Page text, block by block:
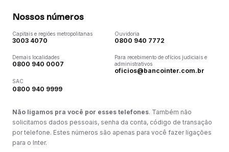
Nossos números
Capitais e regiões metropolitanas
3003 4070
Demais localidades
0800 940 0007
SAC
0800 940 9999
Ouvidoria
0800 940 7772
Para recebimento de ofícios judiciais e
administrativos
oficios@bancointer.com.br
Não ligamos pra você por esses telefones. Também não
solicitamos dados pessoais, senha da conta, código de transação
por telefone. Estes números são apenas para você fazer ligações
para o Inter.